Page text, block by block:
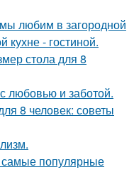
любим в загородной
кухне - гостиной.
стола для 8
любовью и заботой.
8 человек: советы
самые популярные